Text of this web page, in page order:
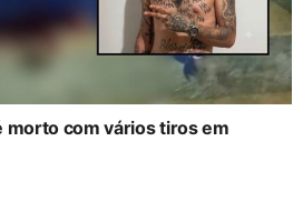
morto com vários tiros em